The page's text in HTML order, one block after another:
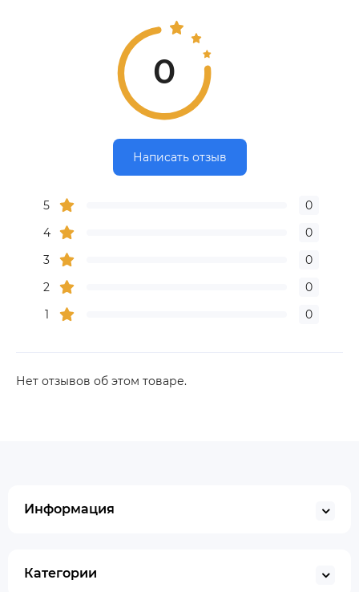
0
Написать отзыв
5
0
4
0
3
0
2
0
1
0
Нет отзывов об этом товаре.
Информация
Категории